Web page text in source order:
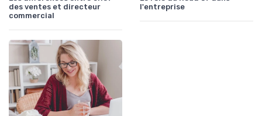
des ventes et directeur
commercial​
l'entreprise